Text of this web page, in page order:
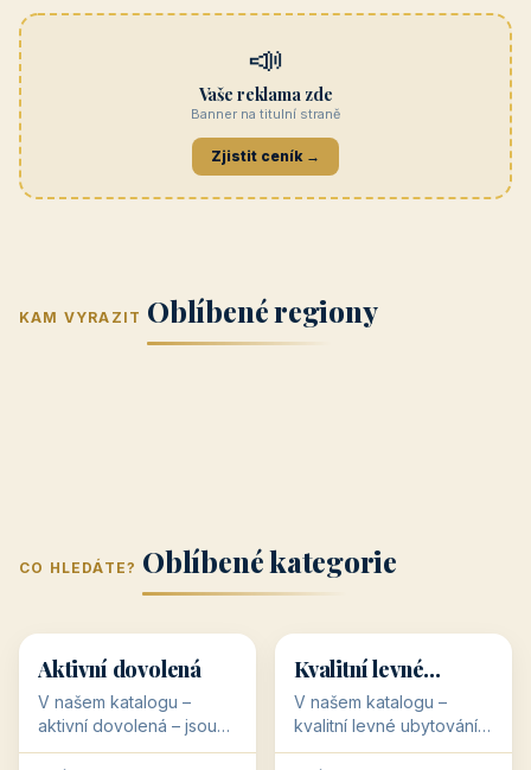
📣
Vaše reklama zde
Banner na titulní straně
Zjistit ceník →
KAM VYRAZIT Oblíbené regiony
(Jihomoravský
kraj)
kraj)
Zlínský kraj Žilinský
Karlovarský
Střední Čechy
(Středočeský
CO HLEDÁTE? Oblíbené kategorie
🥾 36 objektů
Aktivní dovolená
V našem katalogu –
aktivní dovolená – jsou
pro Vás připraveny
💰
💰
34 objektů
Kvalitní levné
ubytování
V našem katalogu –
kvalitní levné ubytování –
jsou pro Vás připraveny